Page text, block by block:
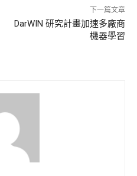
下一篇文章
DarWIN 研究計畫加速多廠商
機器學習